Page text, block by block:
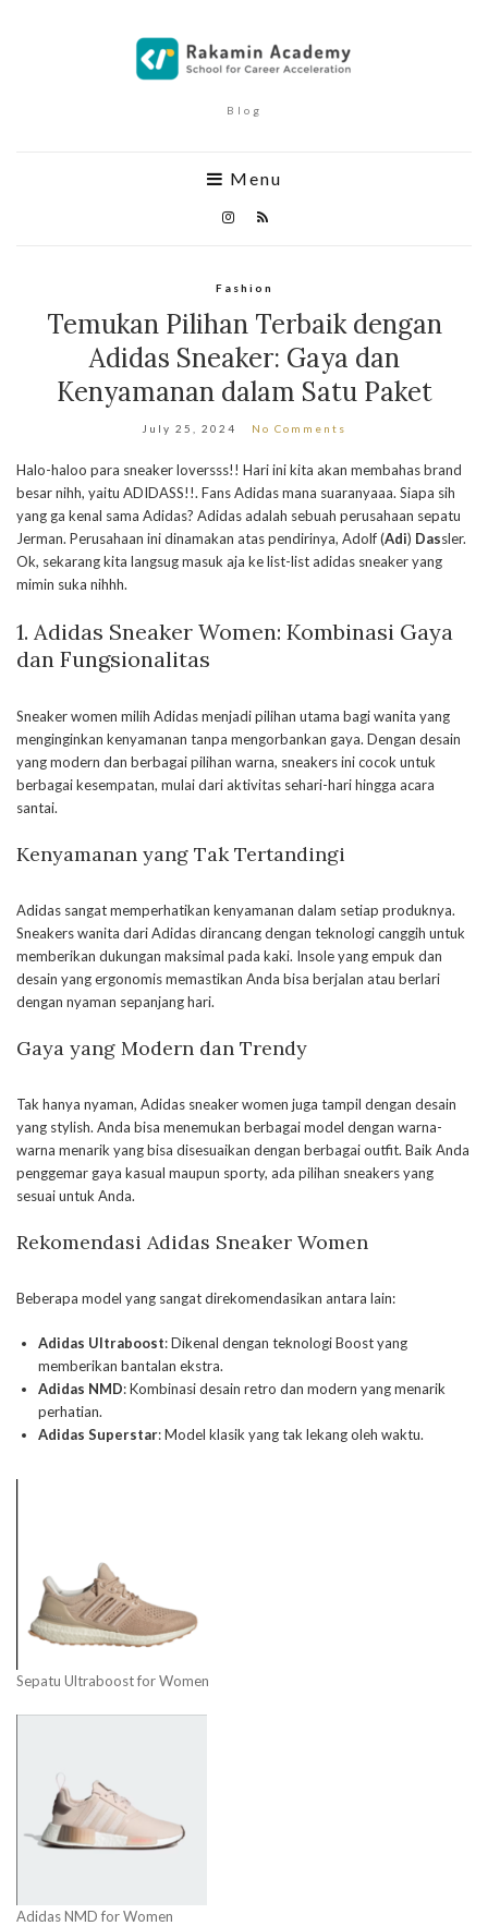
Blog
Menu
Fashion
Temukan Pilihan Terbaik dengan
Adidas Sneaker: Gaya dan
Kenyamanan dalam Satu Paket
July 25, 2024 No Comments
Halo-haloo para sneaker loversss!! Hari ini kita akan membahas brand
besar nihh, yaitu ADIDASS!!. Fans Adidas mana suaranyaaa. Siapa sih
yang ga kenal sama Adidas? Adidas adalah sebuah perusahaan sepatu
Jerman. Perusahaan ini dinamakan atas pendirinya, Adolf (Adi) Dassler.
Ok, sekarang kita langsug masuk aja ke list-list adidas sneaker yang
mimin suka nihhh.
1. Adidas Sneaker Women: Kombinasi Gaya
dan Fungsionalitas
Sneaker women milih Adidas menjadi pilihan utama bagi wanita yang
menginginkan kenyamanan tanpa mengorbankan gaya. Dengan desain
yang modern dan berbagai pilihan warna, sneakers ini cocok untuk
berbagai kesempatan, mulai dari aktivitas sehari-hari hingga acara
santai.
Kenyamanan yang Tak Tertandingi
Adidas sangat memperhatikan kenyamanan dalam setiap produknya.
Sneakers wanita dari Adidas dirancang dengan teknologi canggih untuk
memberikan dukungan maksimal pada kaki. Insole yang empuk dan
desain yang ergonomis memastikan Anda bisa berjalan atau berlari
dengan nyaman sepanjang hari.
Gaya yang Modern dan Trendy
Tak hanya nyaman, Adidas sneaker women juga tampil dengan desain
yang stylish. Anda bisa menemukan berbagai model dengan warna-
warna menarik yang bisa disesuaikan dengan berbagai outfit. Baik Anda
penggemar gaya kasual maupun sporty, ada pilihan sneakers yang
sesuai untuk Anda.
Rekomendasi Adidas Sneaker Women
Beberapa model yang sangat direkomendasikan antara lain:
Adidas Ultraboost: Dikenal dengan teknologi Boost yang
memberikan bantalan ekstra.
Adidas NMD: Kombinasi desain retro dan modern yang menarik
perhatian.
Adidas Superstar: Model klasik yang tak lekang oleh waktu.
Sepatu Ultraboost for Women
Adidas NMD for Women